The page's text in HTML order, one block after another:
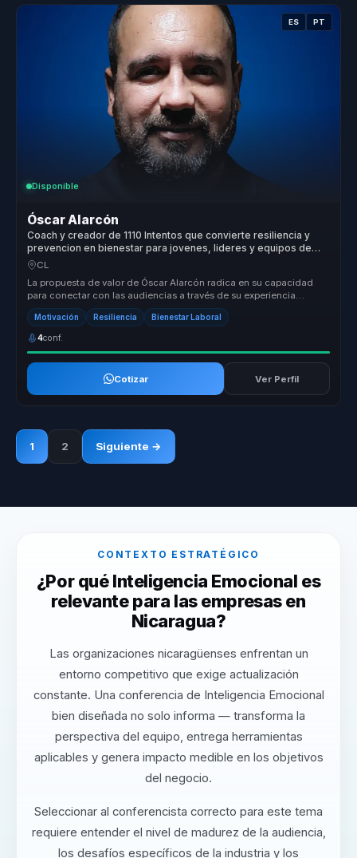
ES PT
Disponible
Óscar Alarcón
Coach y creador de 1110 Intentos que convierte resiliencia y
prevencion en bienestar para jovenes, lideres y equipos de
trabajo.
CL
La propuesta de valor de Óscar Alarcón radica en su capacidad
para conectar con las audiencias a través de su experiencia
personal y su e...
Motivación Resiliencia Bienestar Laboral
4conf.
Cotizar Ver Perfil
1 2 Siguiente →
CONTEXTO ESTRATÉGICO
¿Por qué Inteligencia Emocional es
relevante para las empresas en
Nicaragua?
Las organizaciones nicaragüenses enfrentan un
entorno competitivo que exige actualización
constante. Una conferencia de Inteligencia Emocional
bien diseñada no solo informa — transforma la
perspectiva del equipo, entrega herramientas
aplicables y genera impacto medible en los objetivos
del negocio.
Seleccionar al conferencista correcto para este tema
requiere entender el nivel de madurez de la audiencia,
los desafíos específicos de la industria y los